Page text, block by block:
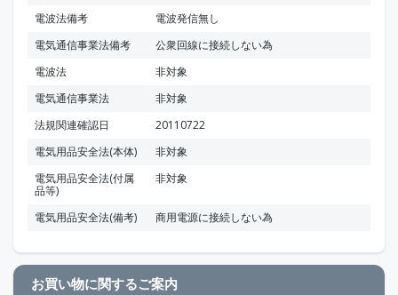
電波法備考
電波発信無し
電気通信事業法備考
公衆回線に接続しない為
電波法
非対象
電気通信事業法
非対象
法規関連確認日
20110722
電気用品安全法(本体)
非対象
電気用品安全法(付属
品等)
非対象
電気用品安全法(備考) 商用電源に接続しない為
お買い物に関するご案内